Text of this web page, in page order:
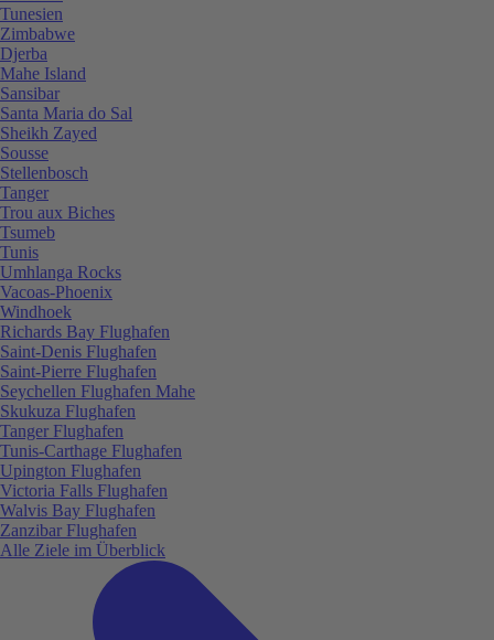
Tunesien
Zimbabwe
Djerba
Mahe Island
Sansibar
Santa Maria do Sal
Sheikh Zayed
Sousse
Stellenbosch
Tanger
Trou aux Biches
Tsumeb
Tunis
Umhlanga Rocks
Vacoas-Phoenix
Windhoek
Richards Bay Flughafen
Saint-Denis Flughafen
Saint-Pierre Flughafen
Seychellen Flughafen Mahe
Skukuza Flughafen
Tanger Flughafen
Tunis-Carthage Flughafen
Upington Flughafen
Victoria Falls Flughafen
Walvis Bay Flughafen
Zanzibar Flughafen
Alle Ziele im Überblick